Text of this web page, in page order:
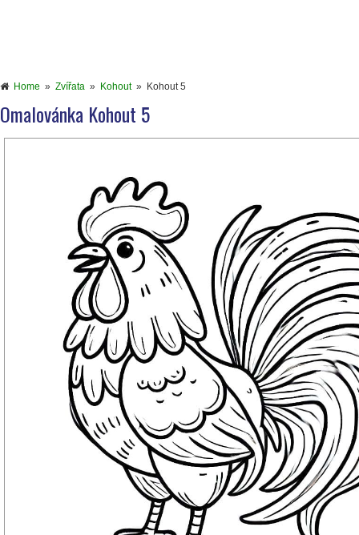
Home » Zvířata » Kohout» Kohout 5
Omalovánka Kohout 5